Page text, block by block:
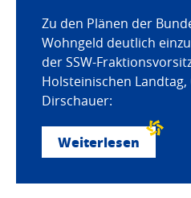
Zu den Plänen der
Wohngeld deutlich
der SSW-
Holsteinischen
Dirschauer:
Weiterlesen